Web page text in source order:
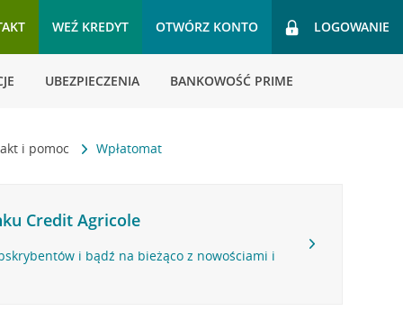
WEŹ KREDYT OTWÓRZ KONTO LOGOWANIE
UBEZPIECZENIA BANKOWOŚĆ PRIME
i pomoc Wpłatomat
Credit Agricole
i bądź na bieżąco z nowościami i